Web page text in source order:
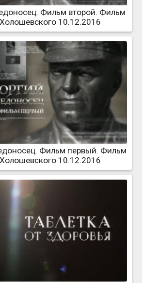
Фильм второй. Фильм
10.12.2016
Фильм первый. Фильм
10.12.2016